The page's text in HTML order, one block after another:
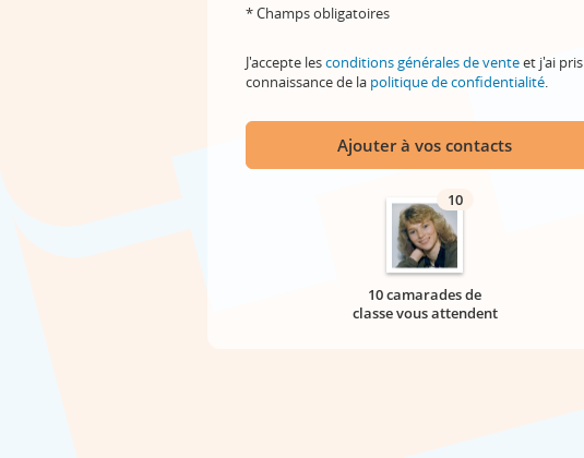
* Champs obligatoires
J'accepte lesconditions générales de venteet j'ai pris
connaissance de la politique de confidentialité.
Ajouter à vos contacts
10
10 camarades de
classe vous attendent